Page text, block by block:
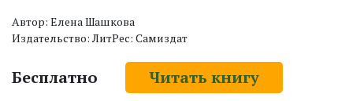
Автор: Елена Шашкова
Издательство: ЛитРес: Самиздат
Бесплатно Читать книгу